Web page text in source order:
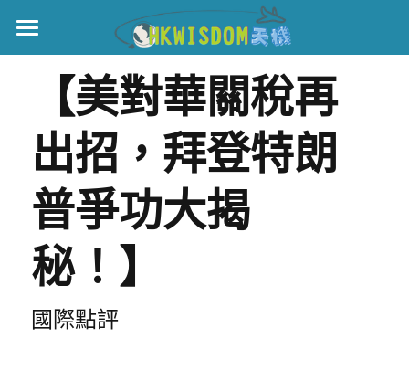
主頁
世界盃
伊美戰爭
黎智英案
正本清源•黎智英案
美西媒體謊言實錄
宏福火災
宏福‧革新
宏福苑聽證會
港聞
中國
【美對華關稅再
出招，拜登特朗
普爭功大揭
秘！】
國際點評